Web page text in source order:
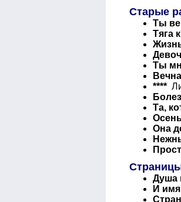
Старые
Ты
Тяга
Ты
****
Та,
Она
Душа
И